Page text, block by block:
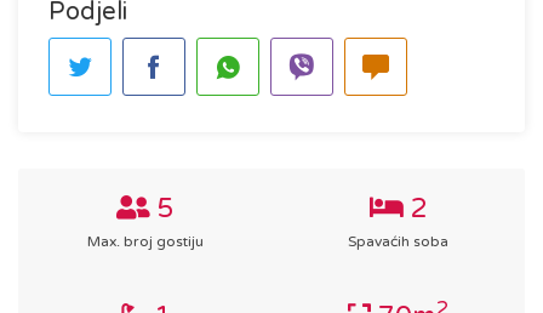
Podjeli
5
Max. broj gostiju
2
Spavaćih soba